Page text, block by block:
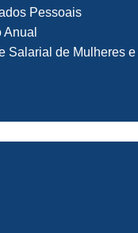
Pessoais
Salarial de Mulheres